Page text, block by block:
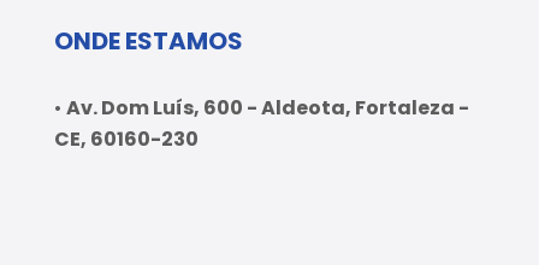
ONDE ESTAMOS
• Av. Dom Luís, 600 - Aldeota, Fortaleza -
CE, 60160-230